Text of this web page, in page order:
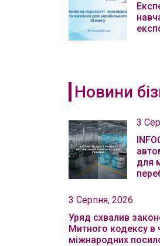
Новини
3
для
3 Серпня, 2026
Уряд схвалив
Митного кодексу в
міжнародних